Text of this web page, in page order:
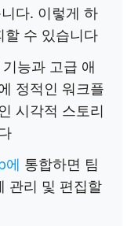
다. 이렇게 하
할 수 있습니다
능과 고급 애
정적인 워크플
시각적 스토리
에 통합하면 팀
관리 및 편집할